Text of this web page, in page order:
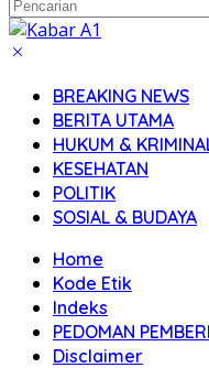
BREAKING NEWS
BERITA UTAMA
HUKUM &
KESEHATAN
POLITIK
SOSIAL & BUDAYA
Home
Kode Etik
Indeks
PEDOMAN
Disclaimer